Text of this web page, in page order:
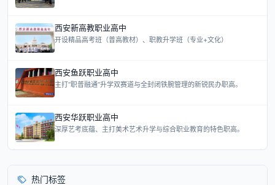
西安新高教职业高中
开设精品高考班（普高教材）、职教升学班（专业+文化）
西安鱼跃职业高中
主打“职普融通”升学双赛道与全封闭铁腕管理的新锐民办职高。
西安华跃职业高中
深厚艺考底蕴、主打美术艺术升学与综合职业教育的特色职高。
热门标签